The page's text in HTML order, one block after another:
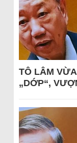
TÔ LÂM
„DỚP“,